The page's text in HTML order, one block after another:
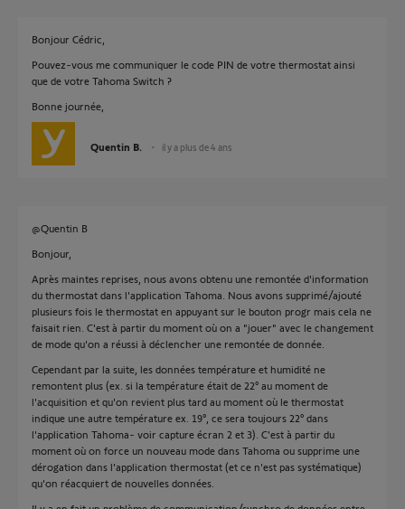
Bonjour Cédric,
Pouvez-vous me communiquer le code PIN de votre thermostat ainsi
que de votre Tahoma Switch ?
Bonne journée,
Quentin B. il y a plus de 4 ans
@Quentin B
Bonjour,
Après maintes reprises, nous avons obtenu une remontée d'information
du thermostat dans l'application Tahoma. Nous avons supprimé/ajouté
plusieurs fois le thermostat en appuyant sur le bouton progr mais cela ne
faisait rien. C'est à partir du moment où on a "jouer" avec le changement
de mode qu'on a réussi à déclencher une remontée de donnée.
Cependant par la suite, les données température et humidité ne
remontent plus (ex. si la température était de 22° au moment de
l'acquisition et qu'on revient plus tard au moment où le thermostat
indique une autre température ex. 19°, ce sera toujours 22° dans
l'application Tahoma- voir capture écran 2 et 3). C'est à partir du
moment où on force un nouveau mode dans Tahoma ou supprime une
dérogation dans l'application thermostat (et ce n'est pas systématique)
qu'on réacquiert de nouvelles données.